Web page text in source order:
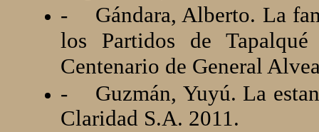
-
Gándara, Alberto. La
los Partidos de
Centenario de General
-
Guzmán, Yuyú. La
Claridad S.A. 2011.